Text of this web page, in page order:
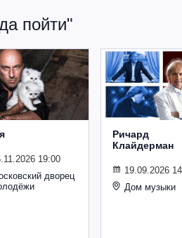
пойти"
19:00
дворец
Ричард
Клайдерман
19.09.2026
Дом музыки